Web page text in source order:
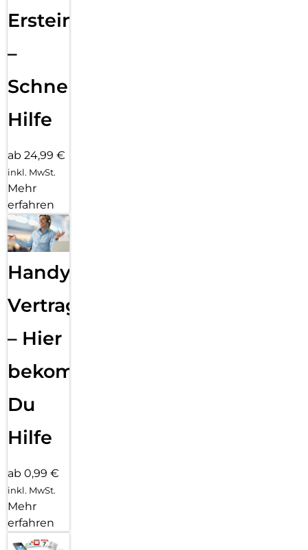
Ersteinrichtung
–
Schnelle
Hilfe
ab 24,99 €
inkl. MwSt.
Mehr
erfahren
Handy
Vertragsabwicklung
– Hier
bekommst
Du
Hilfe
ab 0,99 €
inkl. MwSt.
Mehr
erfahren